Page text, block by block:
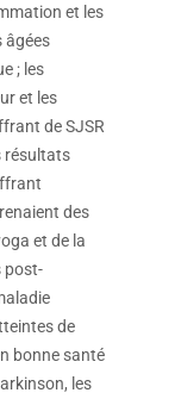
et les
âgées
; les
et les
de SJSR
résultats
des
et de la
post-
de
bonne santé
les